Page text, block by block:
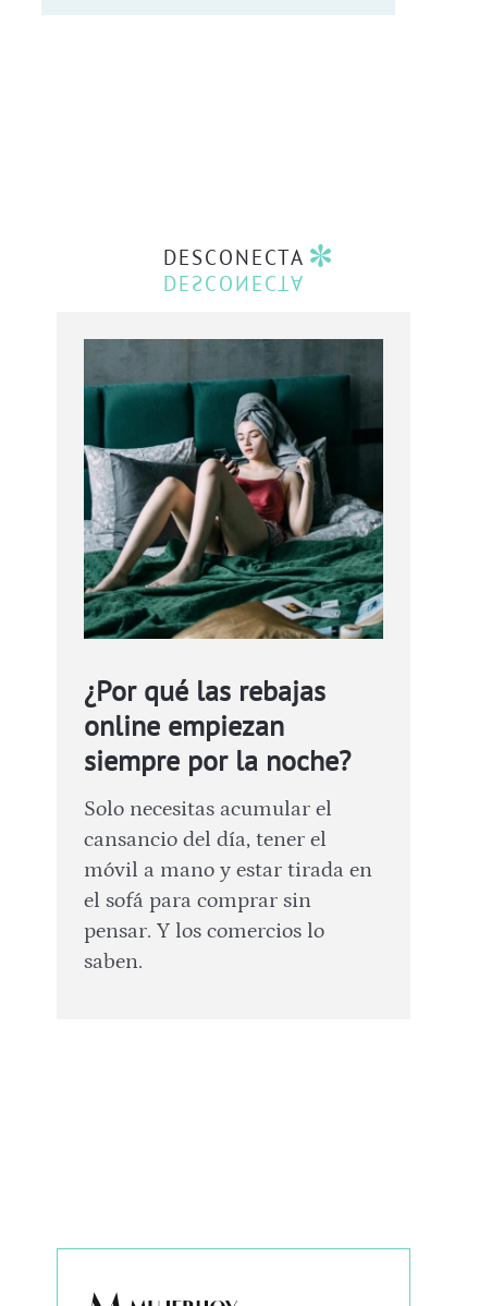
DESCONECTA
¿Por qué las rebajas
online empiezan
siempre por la noche?
Solo necesitas acumular el
cansancio del día, tener el
móvil a mano y estar tirada en
el sofá para comprar sin
pensar. Y los comercios lo
saben.